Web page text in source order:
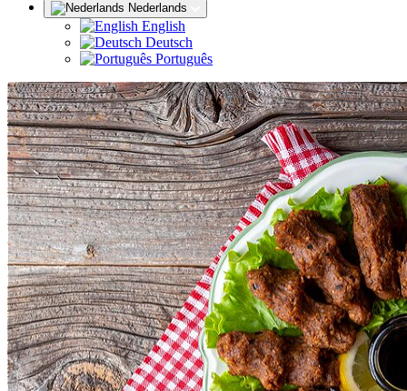
Nederlands
English
Deutsch
Português